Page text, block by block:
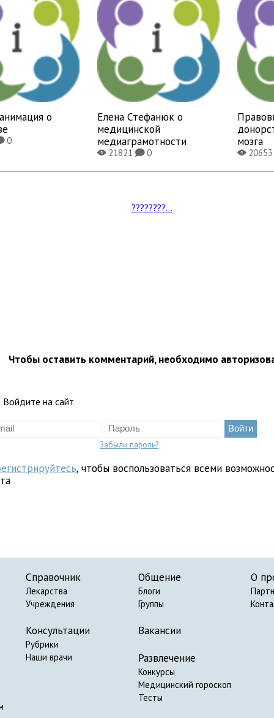
о
0
Елена Стефанюк о
медицинской
медиаграмотности
X21821K0
мозга
X
????????...
Чтобы оставить комментарий, необходимо
Войдите на сайт
Забыли пароль?
, чтобы воспользоваться всеми
Справочник
Лекарства
Учреждения
Консультации
Рубрики
Наши врачи
Общение
Блоги
Группы
Вакансии
Развлечение
Конкурсы
Медицинский гороскоп
Тесты
О